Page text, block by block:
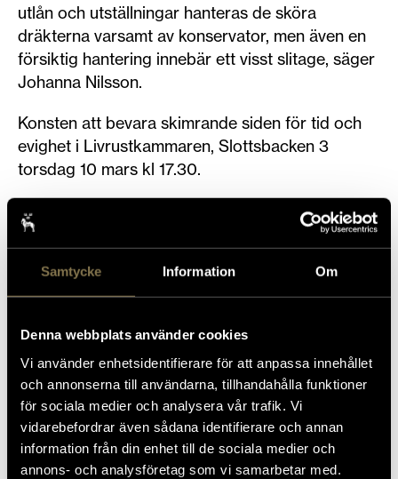
Samtycke Information Om
Denna webbplats använder cookies
Vi använder enhetsidentifierare för att anpassa innehållet
och annonserna till användarna, tillhandahålla funktioner
för sociala medier och analysera vår trafik. Vi
vidarebefordrar även sådana identifierare och annan
information från din enhet till de sociala medier och
annons- och analysföretag som vi samarbetar med.
utlån och utställningar hanteras de sköra
dräkterna varsamt av konservator, men även en
försiktig hantering innebär ett visst slitage, säger
Johanna Nilsson.
Konsten att bevara skimrande siden för tid och
evighet i Livrustkammaren, Slottsbacken 3
torsdag 10 mars kl 17.30.